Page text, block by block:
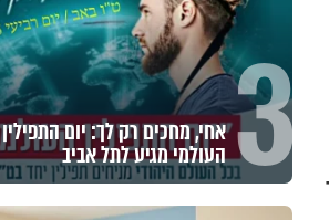
3 אחי, מחכים רק לך: יום התפילין
העולמי מגיע לתל אביב